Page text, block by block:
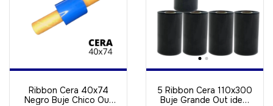
Ribbon Cera 40x74
Negro Buje Chico Out
5 Ribbon Cera 110x300
Buje Grande Out ideal